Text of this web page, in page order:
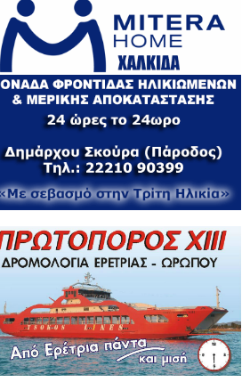
παρελθόν και μέλλον / Αποκλειστικά
στο EviaZoom.gr: Η ένορκη κατάθεση
πρώην Εισαγγελέα Χαλκίδας:
«Διεφθαρμένοι στη Χαλκίδα όλοι οι
διοικούντες δημόσιοι λειτουργοί...»
(ΕΓΓΡΑΦΑ)
Μετά την Χαλκίδα έμεινε χωρίς νερό
έκτακτης βλάβης...
Ζωή Κωνσταντοπούλου για σκάνδαλο
υποκλοπών: «Να κληθεί ο Εισαγγελέας
του Αρείου Πάγου Κ. Τζαβέλλας στην
Επιτροπή Θεσμών και Διαφάνειας της
Βουλής»
Τουρκικά ΜΜΕ: Συναγερμός και
τρόμος σε Ελλάδα και Ισραήλ για τον
νέο Τουρκικό υπερσύχρονο βαλιστικό
πύραυλο με βεληνεκές 6.000 χιλιομέτρα
(ΦΩΤΟ & ΒΙΝΤΕΟ)